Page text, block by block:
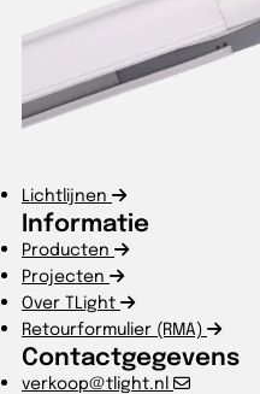
Lichtlijnen
Informatie
Producten
Projecten
Over TLight
Retourformulier (RMA)
Contactgegevens
verkoop@tlight.nl